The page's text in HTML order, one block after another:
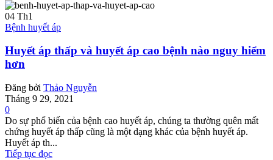
04 Th1
Bệnh huyết áp
Huyết áp thấp và huyết áp cao bệnh nào nguy hiểm
hơn
Đăng bởi Thảo Nguyễn
Tháng 9 29, 2021
0
Do sự phổ biến của bệnh cao huyết áp, chúng ta thường quên mất
chứng huyết áp thấp cũng là một dạng khác của bệnh huyết áp.
Huyết áp th...
Tiếp tục đọc